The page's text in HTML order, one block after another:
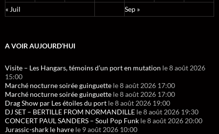
« Juil
Sep »
A VOIR AUJOURD’HUI
Visite – Les Hangars, témoins d’un port en mutation le 8 août 2026
15:00
Marché nocturne soirée guinguette le 8 août 2026 17:00
Marché nocturne soirée guinguette le 8 août 2026 17:00
Drag Show par Les étoiles du port le 8 août 2026 19:00
DJ SET – BERTILLE FROM NORMANDILLE le 8 août 2026 19:30
CONCERT PAUL SANDERS – Soul Pop Funk le 8 août 2026 20:00
Jurassic-shark le havre le 9 août 2026 10:00